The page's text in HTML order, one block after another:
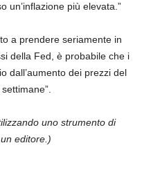
un’inflazione più elevata.”
a prendere seriamente in
della Fed, è probabile che i
dall’aumento dei prezzi del
uno strumento di
editore.)